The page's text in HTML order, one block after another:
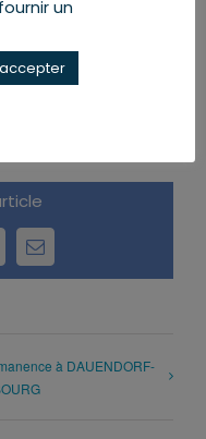
Email
à DAUENDORF-
un